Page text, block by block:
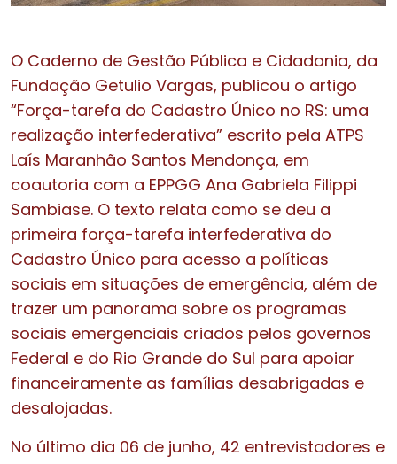
O Caderno de Gestão Pública e Cidadania, da
Fundação Getulio Vargas, publicou o artigo
“Força-tarefa do Cadastro Único no RS: uma
realização interfederativa” escrito pela ATPS
Laís Maranhão Santos Mendonça, em
coautoria com a EPPGG Ana Gabriela Filippi
Sambiase. O texto relata como se deu a
primeira força-tarefa interfederativa do
Cadastro Único para acesso a políticas
sociais em situações de emergência, além de
trazer um panorama sobre os programas
sociais emergenciais criados pelos governos
Federal e do Rio Grande do Sul para apoiar
financeiramente as famílias desabrigadas e
desalojadas.
No último dia 06 de junho, 42 entrevistadores e